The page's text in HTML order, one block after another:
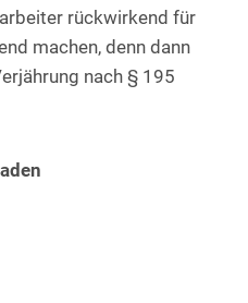
rückwirkend für
machen, denn dann
nach § 195